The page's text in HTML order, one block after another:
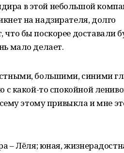
в этой небольшой
на надзирателя, долго
бы поскорее доставали
мало делает.
большими, синими
с какой-то спокойной
этому привыкла и мне
– Лёля; юная,